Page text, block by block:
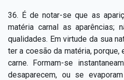
36. É de notar-se que as
matéria carnal as aparências;
qualidades. Em virtude da sua
ter a coesão da matéria, porque,
carne. Formam-se
desaparecem, ou se